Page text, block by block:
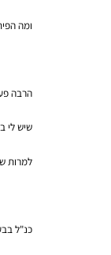
ומה
הרבה
שיש לי
למרות
כנ"ל